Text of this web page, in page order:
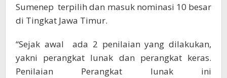
Sumenep terpilih dan masuk nominasi 10 besar
di Tingkat Jawa Timur.
“Sejak awal ada 2 penilaian yang dilakukan,
yakni perangkat lunak dan perangkat keras.
Penilaian Perangkat lunak ini